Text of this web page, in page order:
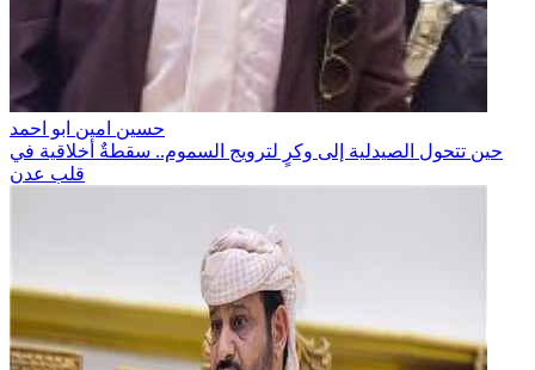
حسين امين ابو احمد
حين تتحول الصيدلية إلى وكرٍ لترويج السموم.. سقطةٌ أخلاقية في
قلب عدن